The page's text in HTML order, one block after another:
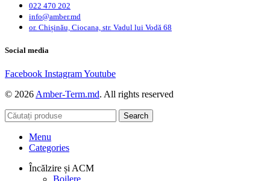
022 470 202
info@amber.md
or. Chișinău, Ciocana, str. Vadul lui Vodă 68
Social media
Facebook InstagramYoutube
© 2026 Amber-Term.md. All rights reserved
Search
Menu
Categories
Încălzire și ACM
Boilere